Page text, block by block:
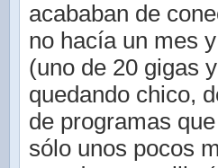
acababan de
no hacía un mes
(uno de 20 gigas
quedando chico,
de programas
sólo unos pocos